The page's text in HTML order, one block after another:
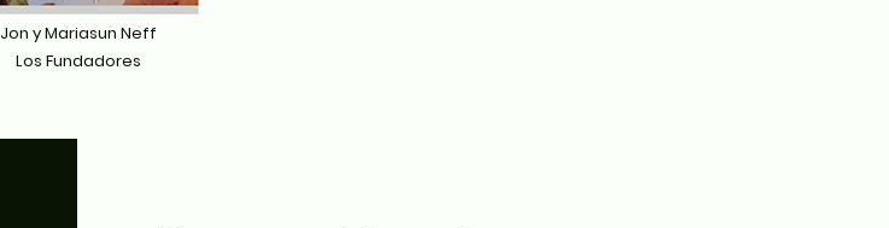
Jon y Mariasun Neff​
Los Fundadores